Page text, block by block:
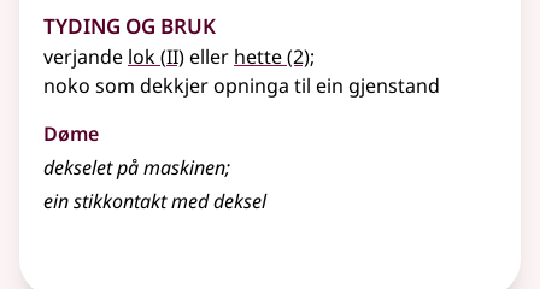
Tyding og bruk
verjande lok(2
II)eller hette(2);
noko som dekkjer opninga til ein gjenstand
Døme
dekselet på maskinen;
ein stikkontakt med deksel